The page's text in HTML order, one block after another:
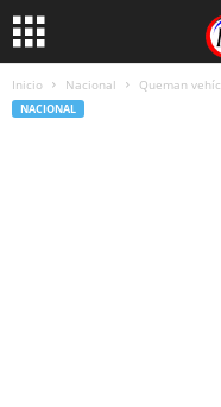
Inicio Nacional Queman
NACIONAL